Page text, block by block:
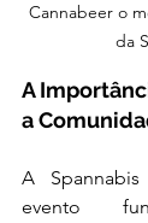
Cannabeer o
da
A
a
A
evento